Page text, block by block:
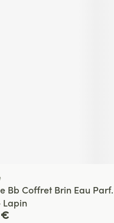
Bb Coffret Brin Eau Parf.
Lapin
€